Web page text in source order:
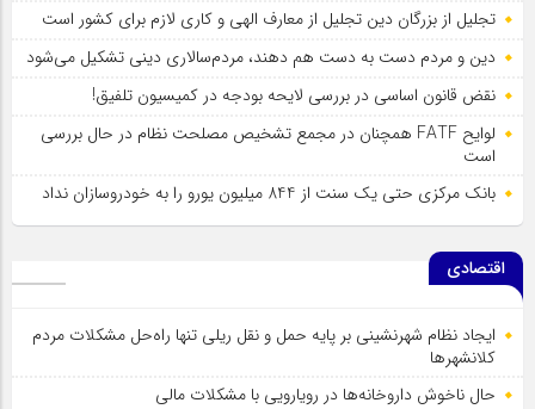
تجلیل از بزرگان دین تجلیل از معارف الهی و کاری لازم برای کشور است
دین و مردم دست به‌ دست هم دهند، مردم‌سالاری دینی تشکیل می‌شود
نقض قانون اساسی در بررسی لایحه بودجه در کمیسیون تلفیق!
لوایح FATF همچنان در مجمع تشخیص مصلحت نظام در حال بررسی
است
بانک مرکزی حتی یک سنت از 844 میلیون یورو را به خودروسازان نداد
اقتصادی
ایجاد نظام شهرنشینی بر پایه حمل و نقل ریلی تنها راه‌حل مشکلات مردم
کلانشهرها
حال ناخوش داروخانه‌ها در رویارویی با مشکلات مالی